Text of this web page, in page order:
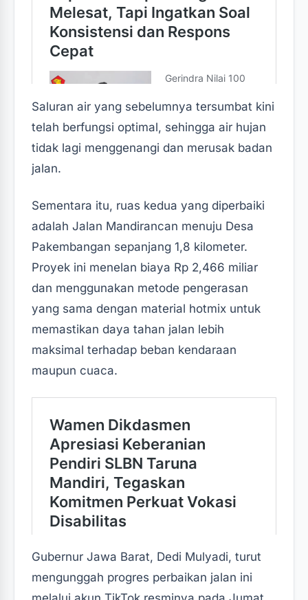
Saluran air yang sebelumnya tersumbat kini
telah berfungsi optimal, sehingga air hujan
tidak lagi menggenangi dan merusak badan
jalan.
Sementara itu, ruas kedua yang diperbaiki
adalah Jalan Mandirancan menuju Desa
Pakembangan sepanjang 1,8 kilometer.
Proyek ini menelan biaya Rp 2,466 miliar
dan menggunakan metode pengerasan
yang sama dengan material hotmix untuk
memastikan daya tahan jalan lebih
maksimal terhadap beban kendaraan
maupun cuaca.
Gubernur Jawa Barat, Dedi Mulyadi, turut
mengunggah progres perbaikan jalan ini